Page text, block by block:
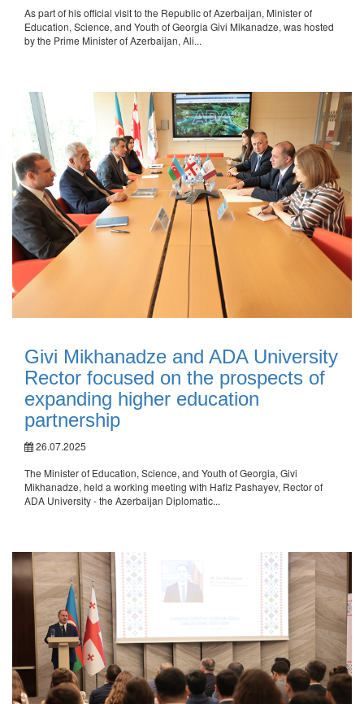
As part of his official visit to the Republic of Azerbaijan, Minister of
Education, Science, and Youth of Georgia Givi Mikanadze, was hosted
by the Prime Minister of Azerbaijan, Ali...
Givi Mikhanadze and ADA University
Rector focused on the prospects of
expanding higher education
partnership
26.07.2025
The Minister of Education, Science, and Youth of Georgia, Givi
Mikhanadze, held a working meeting with Hafiz Pashayev, Rector of
ADA University - the Azerbaijan Diplomatic...